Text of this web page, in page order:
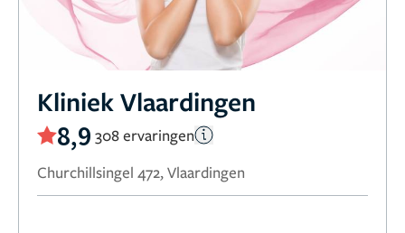
Kliniek Vlaardingen
8,9 308 ervaringen
Churchillsingel 472, Vlaardingen